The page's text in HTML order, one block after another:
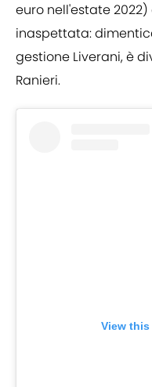
euro nell'estate
inaspettata:
gestione Liverani, è
Ranieri.
View